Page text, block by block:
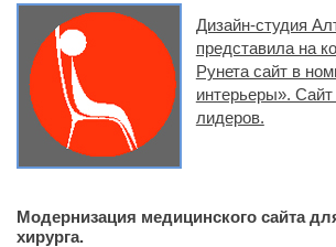
Дизайн-студия
представила на
Рунета сайт в
интерьеры».
лидеров.
Модернизация медицинского сайта
хирурга.